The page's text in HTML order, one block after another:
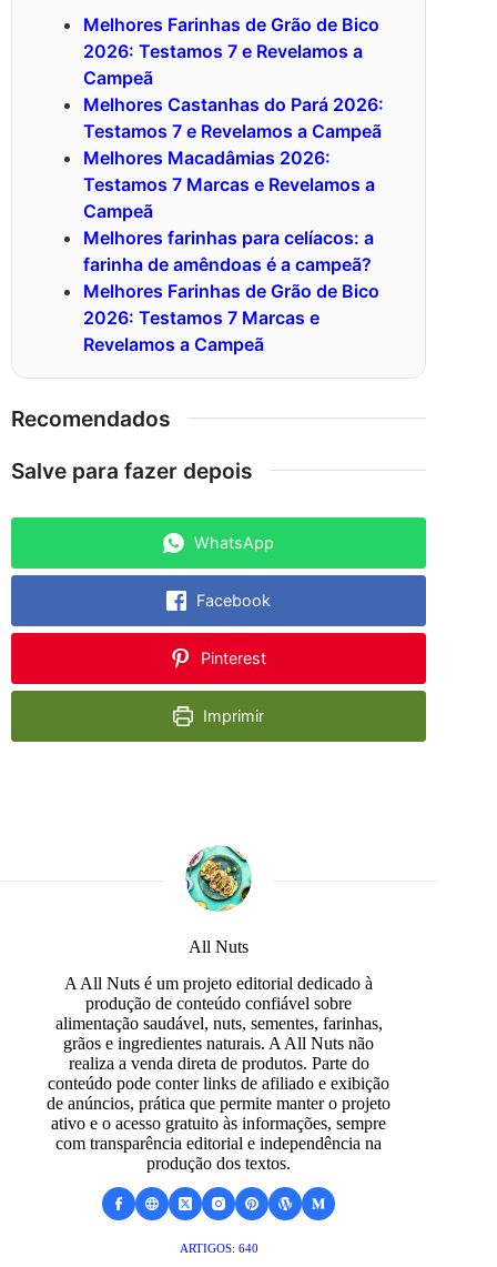
Melhores Farinhas de Grão de Bico
2026: Testamos 7 e Revelamos a
Campeã
Melhores Castanhas do Pará 2026:
Testamos 7 e Revelamos a Campeã
Melhores Macadâmias 2026:
Testamos 7 Marcas e Revelamos a
Campeã
Melhores farinhas para celíacos: a
farinha de amêndoas é a campeã?
Melhores Farinhas de Grão de Bico
2026: Testamos 7 Marcas e
Revelamos a Campeã
Recomendados
Salve para fazer depois
WhatsApp
Facebook
Pinterest
Imprimir
All Nuts
A All Nuts é um projeto editorial dedicado à
produção de conteúdo confiável sobre
alimentação saudável, nuts, sementes, farinhas,
grãos e ingredientes naturais. A All Nuts não
realiza a venda direta de produtos. Parte do
conteúdo pode conter links de afiliado e exibição
de anúncios, prática que permite manter o projeto
ativo e o acesso gratuito às informações, sempre
com transparência editorial e independência na
produção dos textos.
ARTIGOS: 640